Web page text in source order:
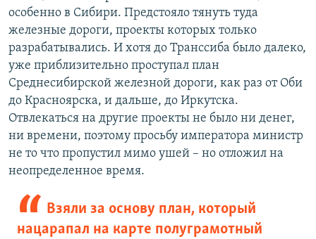
особенно в Сибири. Предстояло тянуть туда
железные дороги, проекты которых только
разрабатывались. И хотя до Транссиба было далеко,
уже приблизительно проступал план
Среднесибирской железной дороги, как раз от Оби
до Красноярска, и дальше, до Иркутска.
Отвлекаться на другие проекты не было ни денег,
ни времени, поэтому просьбу императора министр
не то что пропустил мимо ушей – но отложил на
неопределенное время.
Взяли за основу план, который
нацарапал на карте полуграмотный